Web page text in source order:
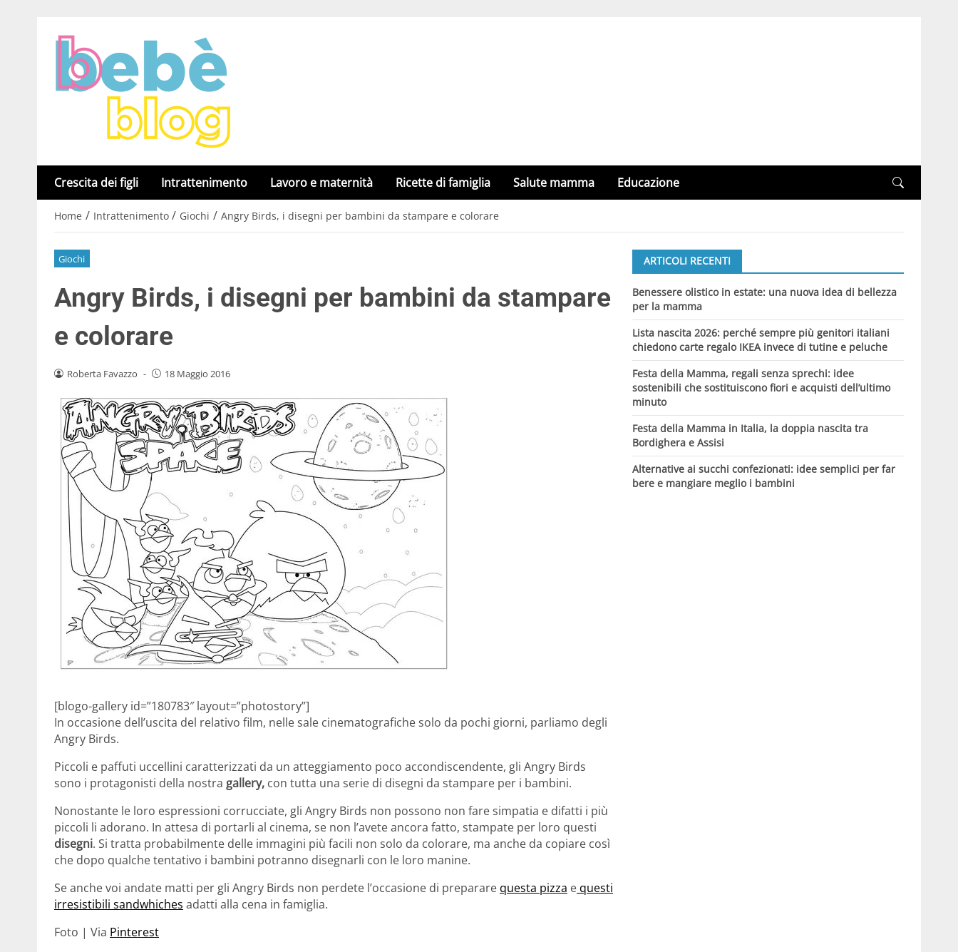
Crescita dei figli Intrattenimento Lavoro e maternità Ricette di famiglia Salute mamma Educazione
Home / Intrattenimento / Giochi / Angry Birds, i disegni per bambini da stampare e colorare
Giochi
Angry Birds, i disegni per bambini da stampare
e colorare
Roberta Favazzo - 18 Maggio 2016
[blogo-gallery id=”180783″ layout=”photostory”]
In occasione dell’uscita del relativo film, nelle sale cinematografiche solo da pochi giorni, parliamo degli
Angry Birds.
Piccoli e paffuti uccellini caratterizzati da un atteggiamento poco accondiscendente, gli Angry Birds
sono i protagonisti della nostra gallery, con tutta una serie di disegni da stampare per i bambini.
Nonostante le loro espressioni corrucciate, gli Angry Birds non possono non fare simpatia e difatti i più
piccoli li adorano. In attesa di portarli al cinema, se non l’avete ancora fatto, stampate per loro questi
disegni. Si tratta probabilmente delle immagini più facili non solo da colorare, ma anche da copiare così
che dopo qualche tentativo i bambini potranno disegnarli con le loro manine.
Se anche voi andate matti per gli Angry Birds non perdete l’occasione di preparare questa pizza e questi
irresistibili sandwhiches adatti alla cena in famiglia.
Foto | Via Pinterest
ARTICOLI RECENTI
Benessere olistico in estate: una nuova idea di bellezza
per la mamma
Lista nascita 2026: perché sempre più genitori italiani
chiedono carte regalo IKEA invece di tutine e peluche
Festa della Mamma, regali senza sprechi: idee
sostenibili che sostituiscono fiori e acquisti dell’ultimo
minuto
Festa della Mamma in Italia, la doppia nascita tra
Bordighera e Assisi
Alternative ai succhi confezionati: idee semplici per far
bere e mangiare meglio i bambini